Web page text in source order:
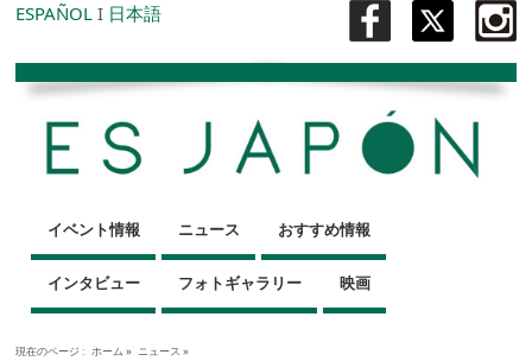
ESPAÑOL I 日本語
イベント情報 ニュース おすすめ情報
インタビュー フォトギャラリー 映画
現在のページ : ホーム » ニュース »